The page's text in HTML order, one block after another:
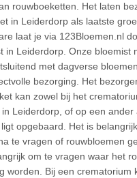
rouwboeketten. Het laten
in Leiderdorp als laatste
laat je via 123Bloemen.nl
in Leiderdorp. Onze bloemist
met dagverse
bezorging. Het
kan zowel bij het
Leiderdorp, of op een ander
opgebaard. Het is
te vragen of rouwbloemen
om te vragen waar het
worden. Bij een crematorium